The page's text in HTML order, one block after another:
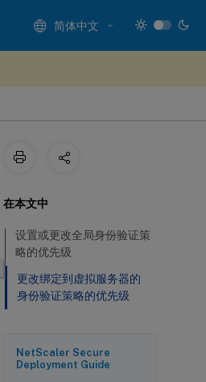
简体中文
在本文中
设置或更改全局身份验证策
略的优先级
更改绑定到虚拟服务器的
身份验证策略的优先级
NetScaler Secure
Deployment Guide